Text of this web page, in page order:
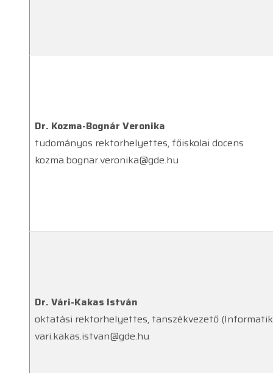
Dr. Kozma-Bognár Veronika
tudományos rektorhelyettes, főiskolai docens
kozma.bognar.veronika@gde.hu
Dr. Vári-Kakas István
oktatási rektorhelyettes, tanszékvezető
vari.kakas.istvan@gde.hu